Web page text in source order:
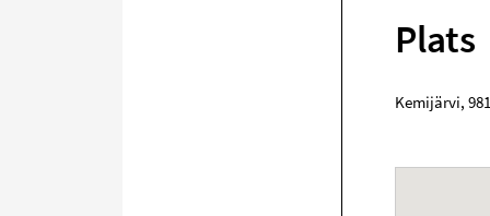
Plats
Kemijärvi,